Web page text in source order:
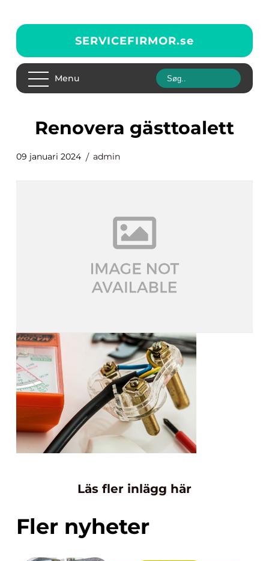
SERVICEFIRMOR.se
Menu
renovera gästtoalett
09 januari 2024 admin
Läs fler inlägg här
Fler nyheter